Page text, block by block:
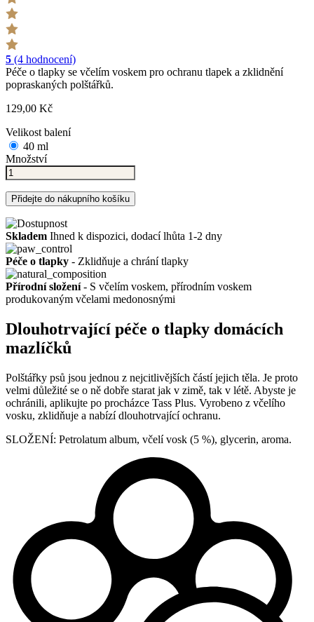
5 (4 hodnocení)
Péče o tlapky se včelím voskem pro ochranu tlapek a zklidnění
popraskaných polštářků.
129,00 Kč
Velikost balení
40 ml
Množství
Přidejte do nákupního košíku
Skladem Ihned k dispozici, dodací lhůta 1-2 dny
Péče o tlapky - Zklidňuje a chrání tlapky
Přírodní složení- S včelím voskem, přírodním voskem
produkovaným včelami medonosnými
Dlouhotrvající péče o tlapky domácích
mazlíčků
Polštářky psů jsou jednou z nejcitlivějších částí jejich těla. Je proto
velmi důležité se o ně dobře starat jak v zimě, tak v létě. Abyste je
ochránili, aplikujte po procházce Tass Plus. Vyrobeno z včelího
vosku, zklidňuje a nabízí dlouhotrvající ochranu.
SLOŽENÍ: Petrolatum album, včelí vosk (5 %), glycerin, aroma.